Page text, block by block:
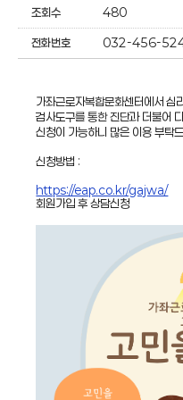
조회수 480
전화번호 032-456-
가좌근로자복합문화센터에서 심
검사도구를 통한 진단과 더불어
신청이 가능하니 많은 이용 부탁
신청방법 :
https://eap.co.kr/gajwa/
회원가입 후 상담신청